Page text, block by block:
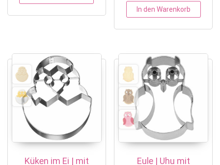
In den Warenkorb
Küken im Ei | mit Eule | Uhu mit